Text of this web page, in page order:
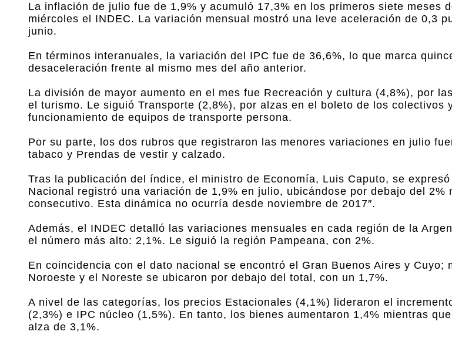
La inflación de julio fue de 1,9% y acumuló 17,3% en los primeros siete meses
miércoles el INDEC. La variación mensual mostró una leve aceleración de 0,3
junio.
En términos interanuales, la variación del IPC fue de 36,6%, lo que marca
desaceleración frente al mismo mes del año anterior.
La división de mayor aumento en el mes fue Recreación y cultura (4,8%), por
el turismo. Le siguió Transporte (2,8%), por alzas en el boleto de los colectivos
funcionamiento de equipos de transporte persona.
Por su parte, los dos rubros que registraron las menores variaciones en julio
tabaco y Prendas de vestir y calzado.
Tras la publicación del índice, el ministro de Economía, Luis Caputo, se
Nacional registró una variación de 1,9% en julio, ubicándose por debajo del 2%
consecutivo. Esta dinámica no ocurría desde noviembre de 2017″.
Además, el INDEC detalló las variaciones mensuales en cada región de la
el número más alto: 2,1%. Le siguió la región Pampeana, con 2%.
En coincidencia con el dato nacional se encontró el Gran Buenos Aires y Cuyo;
Noroeste y el Noreste se ubicaron por debajo del total, con un 1,7%.
A nivel de las categorías, los precios Estacionales (4,1%) lideraron el
(2,3%) e IPC núcleo (1,5%). En tanto, los bienes aumentaron 1,4% mientras
alza de 3,1%.